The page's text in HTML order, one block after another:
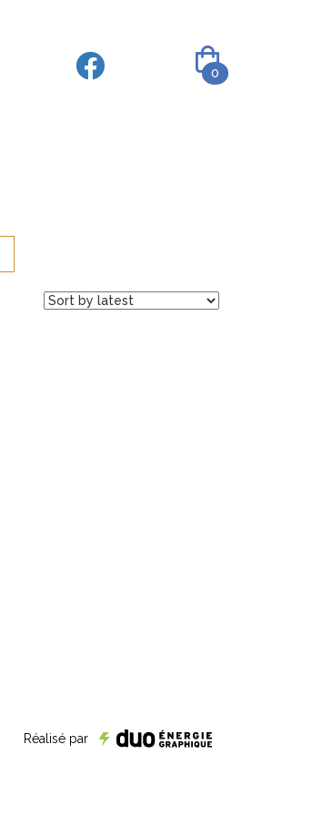
0
Réalisé par